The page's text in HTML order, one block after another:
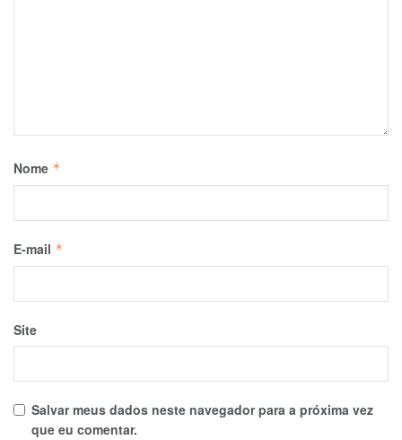
Nome *
E-mail *
Site
Salvar meus dados neste navegador para a próxima vez
que eu comentar.